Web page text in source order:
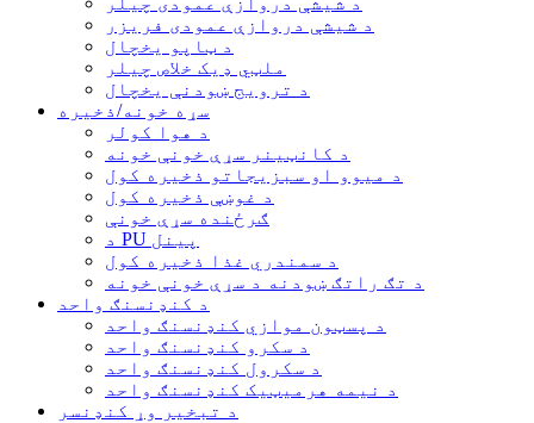
د شیشې دروازې عمودی فریزر
د ټاپو یخچال
ملټي ډیک خلاص چیلر
د ترویج ښودنې یخچال
سړه خونه/ذخیره
د هوا کولر
د کانټینر سړې خونې خونه
د میوو او سبزیجاتو ذخیره کول
د غوښې ذخیره کول
ګرځنده سړې خونې
د PU پینل
د سمندري غذا ذخیره کول
د تګ راتګ ښودنه د سړې خونې خونه
د کنډنسنګ واحد
د پسټون موازي کنډنسنګ واحد
د سکرو کنډنسنګ واحد
د سکرول کنډنسنګ واحد
د نیمه هرمیټیک کنډنسنګ واحد
د تبخیر وړ کنډنسر